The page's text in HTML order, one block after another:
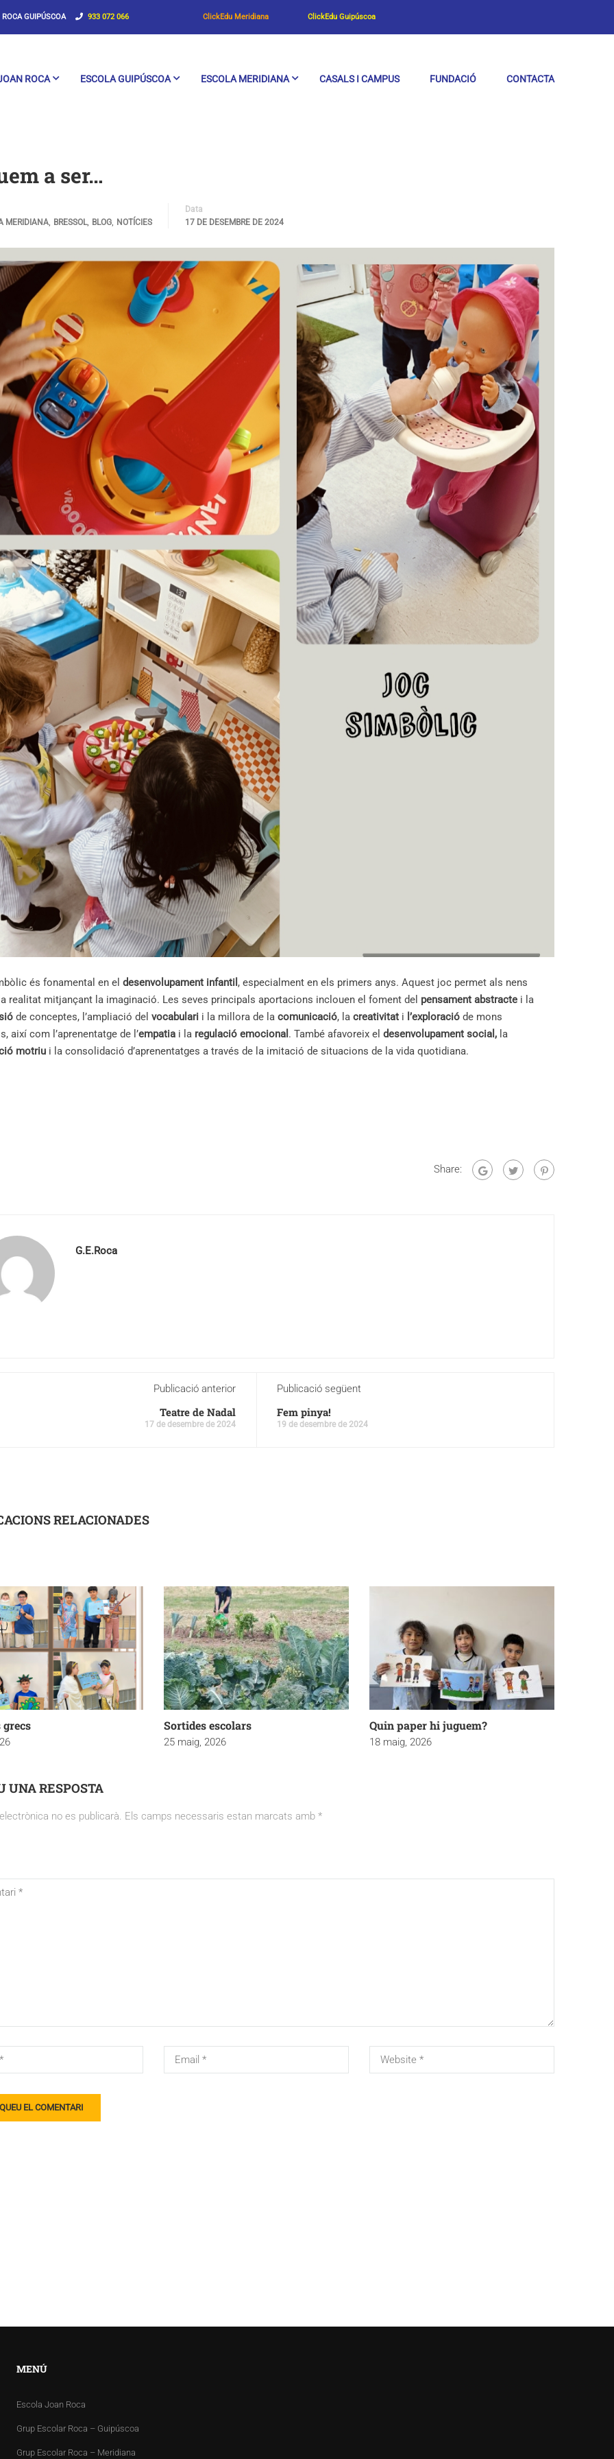
GUIPÚSCOA 933 072 066 ClickEdu Meridiana ClickEdu Guipúscoa
ROCA ESCOLA GUIPÚSCOA ESCOLA MERIDIANA CASALS I CAMPUS FUNDACIÓ CONTACTA
a ser…
MERIDIANA, BRESSOL, BLOG, NOTÍCIES
Data
17 DE DESEMBRE DE 2024
és fonamental en el desenvolupament infantil , especialment en els primers anys. Aquest joc permet als nens
realitat mitjançant la imaginació. Les seves principals aportacions inclouen el foment del pensament abstracte i la
de conceptes, l’ampliació del vocabulari i la millora de la comunicació, la creativitat i l’exploració de mons
així com l’aprenentatge de l’empatia i la regulació emocional . També afavoreix el desenvolupament social, la
motriu i la consolidació d’aprenentatges a través de la imitació de situacions de la vida quotidiana.
Share:
G.E.Roca
Publicació anterior
Teatre de Nadal
17 de desembre de 2024
Publicació següent
Fem pinya!
19 de desembre de 2024
RELACIONADES
grecs Sortides escolars
25 maig, 2026
Quin paper hi juguem?
18 maig, 2026
UNA RESPOSTA
no es publicarà. Els camps necessaris estan marcats amb *
MENÚ
Escola Joan Roca
Grup Escolar Roca – Guipúscoa
Grup Escolar Roca – Meridiana